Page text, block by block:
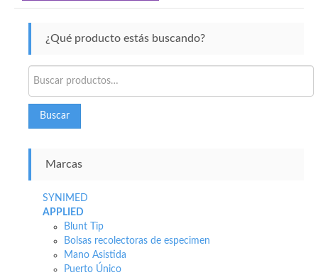
¿Qué producto estás buscando?
por:
Buscar
Marcas
SYNIMED
APPLIED
Blunt Tip
Bolsas recolectoras de especimen
Mano Asistida
Puerto Único